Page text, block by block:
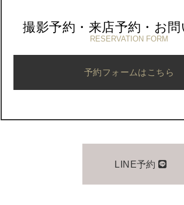
撮影予約・来店予約・お
RESERVATION FORM
予約フォームはこちら
LINE予約